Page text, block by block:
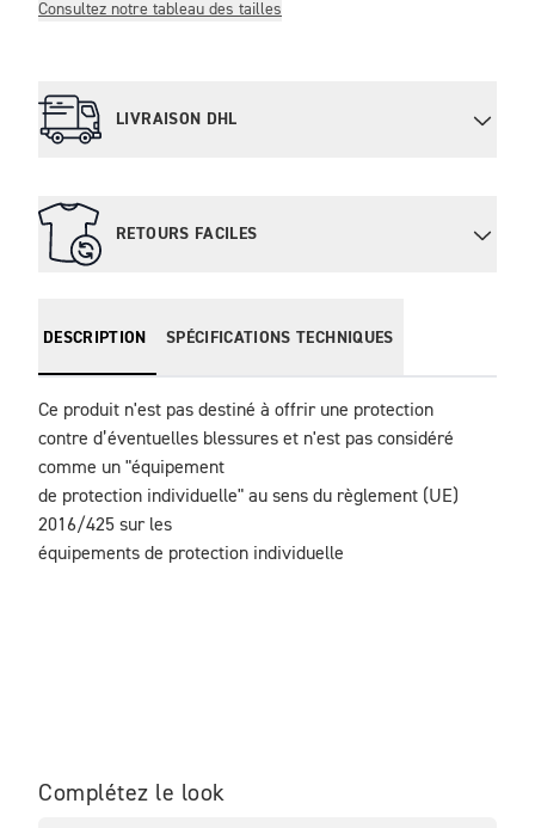
Consultez notre tableau des tailles
LIVRAISON DHL
RETOURS FACILES
DESCRIPTION SPÉCIFICATIONS TECHNIQUES
Ce produit n'est pas destiné à offrir une protection
contre d’éventuelles blessures et n'est pas considéré
comme un "équipement
de protection individuelle" au sens du règlement (UE)
2016/425 sur les
équipements de protection individuelle
Complétez le look